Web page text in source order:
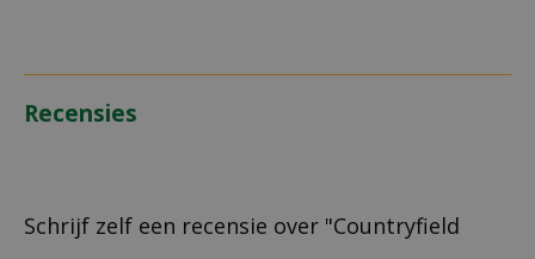
Recensies
Schrijf zelf een recensie over "Countryfield